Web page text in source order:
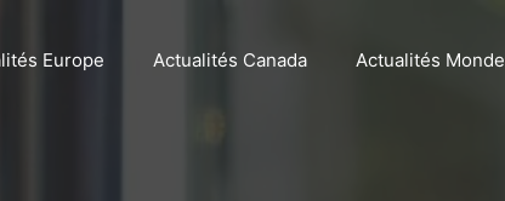
Europe Actualités Canada Actualités Monde